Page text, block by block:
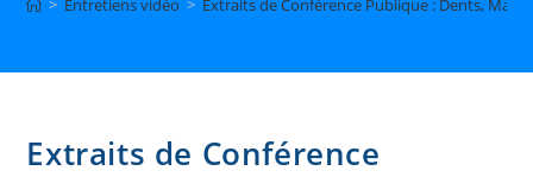
> Entretiens vidéo > Extraits de Conférence Publique : Dents,
Extraits de Conférence